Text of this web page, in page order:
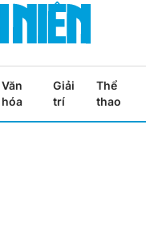
Văn
hóa
Giải
trí
Thể
thao